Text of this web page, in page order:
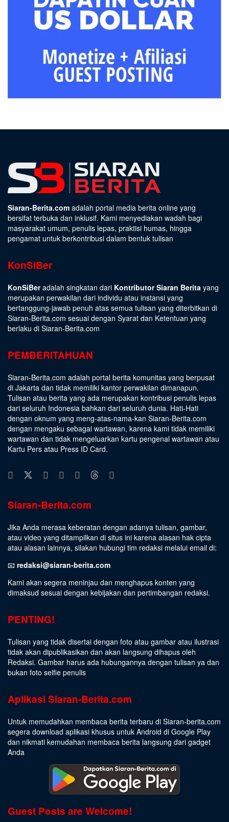
Siaran-Berita.com adalah portal media berita online yang
bersifat terbuka dan inklusif. Kami menyediakan wadah bagi
masyarakat umum, penulis lepas, praktisi humas, hingga
pengamat untuk berkontribusi dalam bentuk tulisan
KonSiBer
KonSiBeradalah singkatan dari Kontributor Siaran Berita yang
merupakan perwakilan dari individu atau instansi yang
bertanggung-jawab penuh atas semua tulisan yang diterbitkan di
Siaran-Berita.com sesuai dengan Syarat dan Ketentuan yang
berlaku di Siaran-Berita.com
PEMBERITAHUAN
Siaran-Berita.com adalah portal berita komunitas yang berpusat
di Jakarta dan tidak memiliki kantor perwakilan dimanapun.
Tulisan atau berita yang ada merupakan kontribusi penulis lepas
dari seluruh Indonesia bahkan dari seluruh dunia. Hati-Hati
dengan oknum yang meng-atas-nama-kan Siaran-Berita.com
dengan mengaku sebagai wartawan, karena kami tidak memiliki
wartawan dan tidak mengeluarkan kartu pengenal wartawan atau
Kartu Pers atau Press ID Card.
Siaran-Berita.com
Jika Anda merasa keberatan dengan adanya tulisan, gambar,
atau video yang ditampilkan di situs ini karena alasan hak cipta
atau alasan lainnya, silakan hubungi tim redaksi melalui email di:
📧 redaksi@siaran-berita.com
Kami akan segera meninjau dan menghapus konten yang
dimaksud sesuai dengan kebijakan dan pertimbangan redaksi.
PENTING!
Tulisan yang tidak disertai dengan foto atau gambar atau ilustrasi
tidak akan dipublikasikan dan akan langsung dihapus oleh
Redaksi. Gambar harus ada hubungannya dengan tulisan ya dan
bukan foto selfie penulis
Aplikasi Siaran-Berita.com
Untuk memudahkan membaca berita terbaru di Siaran-berita.com
segera download aplikasi khusus untuk Android di Google Play
dan nikmati kemudahan membaca berita langsung dari gadget
Anda
Guest Posts are Welcome!